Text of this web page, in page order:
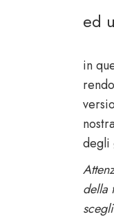
ed
in
degli
della